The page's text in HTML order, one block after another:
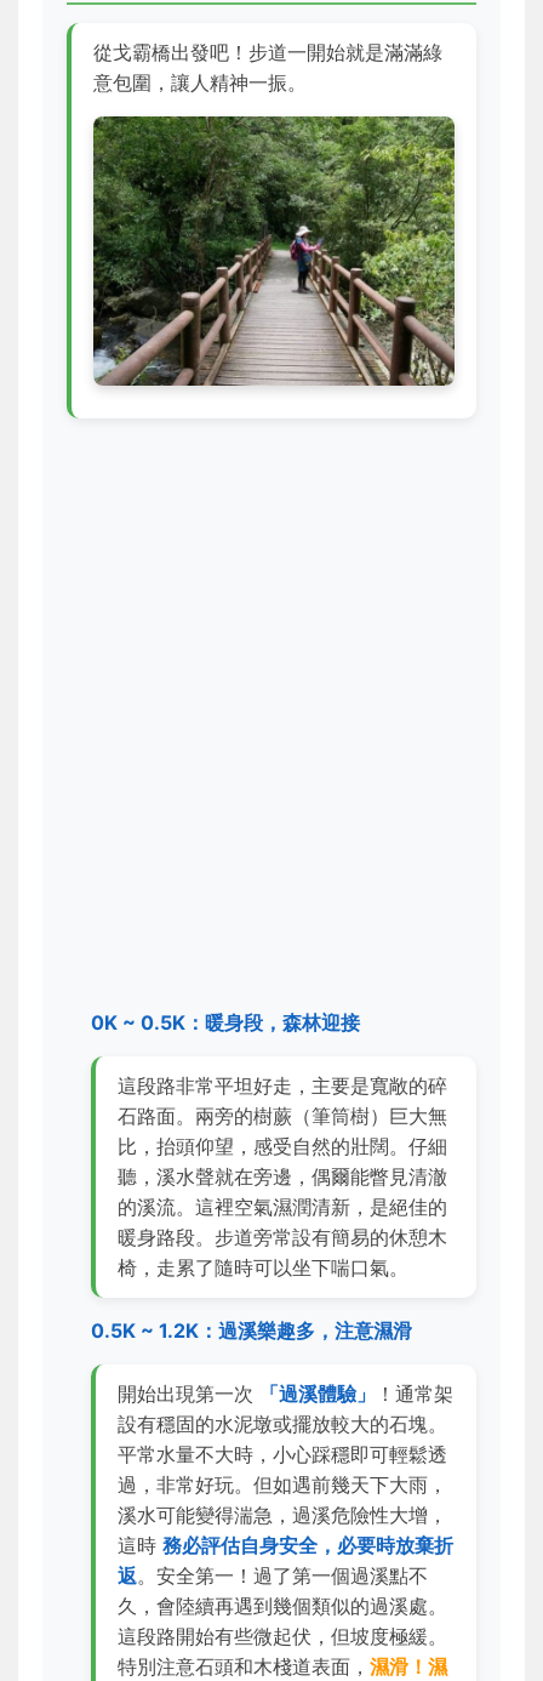
從戈霸橋出發吧！步道一開始就是滿滿綠
意包圍，讓人精神一振。
0K ~ 0.5K：暖身段，森林迎接
這段路非常平坦好走，主要是寬敞的碎
石路面。兩旁的樹蕨（筆筒樹）巨大無
比，抬頭仰望，感受自然的壯闊。仔細
聽，溪水聲就在旁邊，偶爾能瞥見清澈
的溪流。這裡空氣濕潤清新，是絕佳的
暖身路段。步道旁常設有簡易的休憩木
椅，走累了隨時可以坐下喘口氣。
0.5K ~ 1.2K：過溪樂趣多，注意濕滑
開始出現第一次 「過溪體驗」
！通常架
設有穩固的水泥墩或擺放較大的石塊。
平常水量不大時，小心踩穩即可輕鬆透
過，非常好玩。但如遇前幾天下大雨，
溪水可能變得湍急，過溪危險性大增，
這時 務必評估自身安全，必要時放棄折
返。安全第一！過了第一個過溪點不
久，會陸續再遇到幾個類似的過溪處。
這段路開始有些微起伏，但坡度極緩。
特別注意石頭和木棧道表面， 濕滑！濕